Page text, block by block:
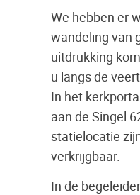
We hebben er
wandeling van
uitdrukking
u langs de
In het
aan de Singel
statielocatie
verkrijgbaar.
In de